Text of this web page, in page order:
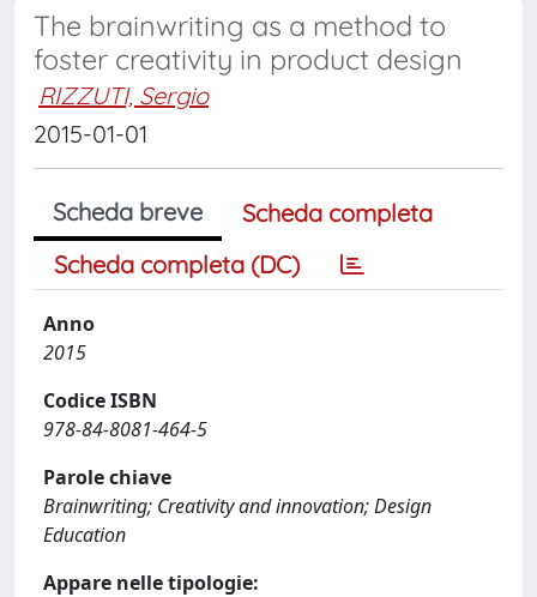
The brainwriting as a method to
foster creativity in product design
RIZZUTI, Sergio
2015-01-01
Scheda breve
Scheda completa
Scheda completa (DC)
Anno
2015
Codice ISBN
978-84-8081-464-5
Parole chiave
Brainwriting; Creativity and innovation; Design
Education
Appare nelle tipologie: